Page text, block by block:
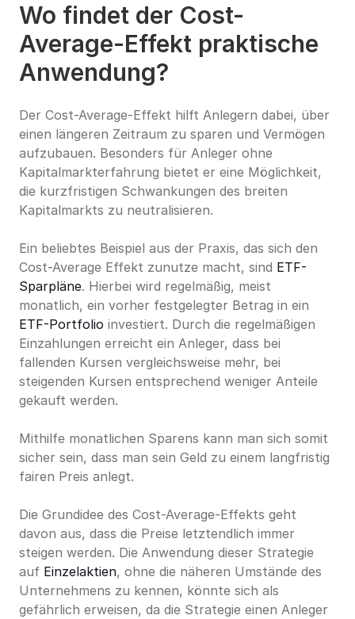
Wo findet der Cost-
Average-Effekt praktische
Anwendung?
Der Cost-Average-Effekt hilft Anlegern dabei, über
einen längeren Zeitraum zu sparen und Vermögen
aufzubauen. Besonders für Anleger ohne
Kapitalmarkterfahrung bietet er eine Möglichkeit,
die kurzfristigen Schwankungen des breiten
Kapitalmarkts zu neutralisieren.
Ein beliebtes Beispiel aus der Praxis, das sich den
Cost-Average Effekt zunutze macht, sind ETF-
Sparpläne. Hierbei wird regelmäßig, meist
ETF-Portfolio investiert. Durch die regelmäßigen
Einzahlungen erreicht ein Anleger, dass bei
fallenden Kursen vergleichsweise mehr, bei
steigenden Kursen entsprechend weniger Anteile
gekauft werden.
Mithilfe monatlichen Sparens kann man sich somit
sicher sein, dass man sein Geld zu einem langfristig
fairen Preis anlegt.
Die Grundidee des Cost-Average-Effekts geht
davon aus, dass die Preise letztendlich immer
steigen werden. Die Anwendung dieser Strategie
auf Einzelaktien, ohne die näheren Umstände des
Unternehmens zu kennen, könnte sich als
gefährlich erweisen, da die Strategie einen Anleger